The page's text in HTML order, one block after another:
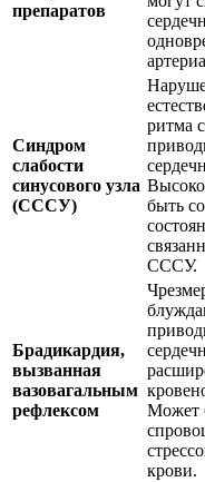
препаратов
Синдром
слабости
синусового узла
(СССУ)
ритма
быть
СССУ.
Брадикардия,
вызванная
вазовагальным
рефлексом
Может
крови.